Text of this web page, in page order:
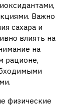
Важно
сахара и
влиять на
на
рационе,
физические